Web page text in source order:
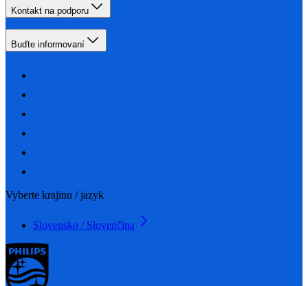
Kontakt na podporu
Buďte informovaní
Vyberte krajinu / jazyk
Slovensko / Slovenčina